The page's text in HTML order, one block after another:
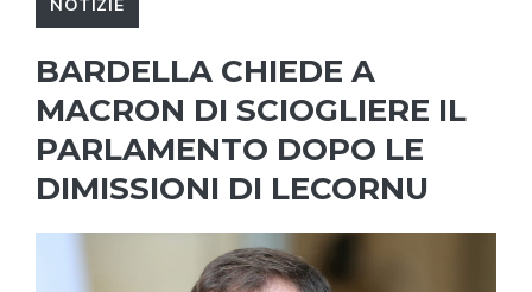
NOTIZIE
BARDELLA CHIEDE A
MACRON DI SCIOGLIERE IL
PARLAMENTO DOPO LE
DIMISSIONI DI LECORNU